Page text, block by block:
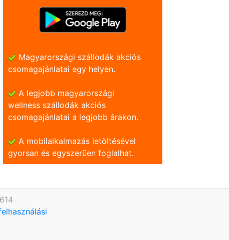
Magyarországi szállodák akciós
csomagajánlatai egy helyen.
A legjobb magyarországi
wellness szállodák akciós
csomagajánlatai a legjobb árakon.
A mobilalkalmazás letöltésével
gyorsan és egyszerũen foglalhat.